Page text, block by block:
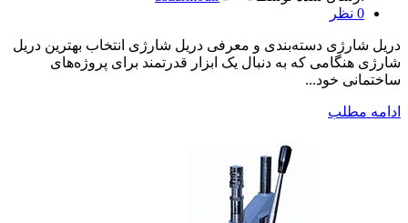
0 نظر
دریل شارژی دسته‌بندی و معرفی دریل شارژی انتخاب بهترین دریل
شارژی هنگامی که به دنبال یک ابزار قدرتمند برای پروژه‌های
ساختمانی خود...
ادامه مطلب